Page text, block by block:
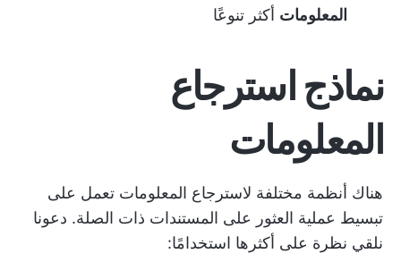
المعلومات أكثر تنوعًا
نماذج استرجاع
المعلومات
هناك أنظمة مختلفة لاسترجاع المعلومات تعمل على
تبسيط عملية العثور على المستندات ذات الصلة. دعونا
نلقي نظرة على أكثرها استخدامًا: